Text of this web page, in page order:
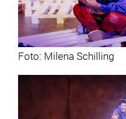
Foto: Milena Schilling